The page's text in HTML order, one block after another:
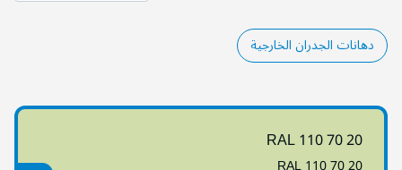
دهانات الجدران الخارجية
RAL 110 70 20